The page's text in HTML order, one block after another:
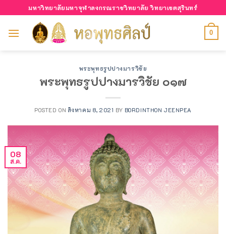
to
content
มหาวิทยาลัยมหาจุฬาลงกรณราชวิทยาลัย วิทยาเขตสุรินทร์
0
พระพุทธรูปปางมารวิชัย
พระพุทธรูปปางมารวิชัย ๐๑๗
POSTED ON สิงหาคม 8, 2021 BY BORDINTHON JEENPEA
08
ส.ค.